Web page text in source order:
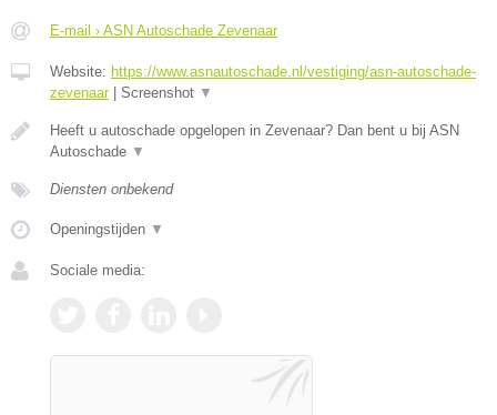
E-mail › ASN Autoschade Zevenaar
Website: https://www.asnautoschade.nl/vestiging/asn-autoschade-
zevenaar| Screenshot ▼
Heeft u autoschade opgelopen in Zevenaar? Dan bent u bij ASN
Autoschade ▼
Diensten onbekend
Openingstijden ▼
Sociale media: